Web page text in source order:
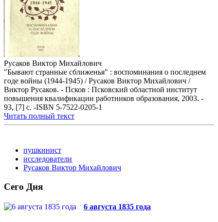
Русаков Виктор Михайлович
"Бывают странные сближенья" : воспоминания о последнем
годе войны (1944-1945) / Русаков Виктор Михайлович /
Виктор Русаков. - Псков : Псковский областной институт
повышения квалификации работников образования, 2003. -
93, [7] с. -ISBN 5-7522-0205-1
Читать полный текст
пушкинист
исследователи
Русаков Виктор Михайлович
Сего Дня
6 августа 1835 года